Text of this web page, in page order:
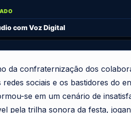
com Voz Digital
da confraternização dos
sociais e os bastidores do
se em um cenário de
pela trilha sonora da festa,